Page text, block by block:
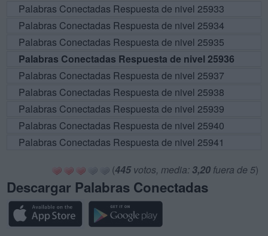
Palabras Conectadas Respuesta de nivel 25933
Palabras Conectadas Respuesta de nivel 25934
Palabras Conectadas Respuesta de nivel 25935
Palabras Conectadas Respuesta de nivel 25936
Palabras Conectadas Respuesta de nivel 25937
Palabras Conectadas Respuesta de nivel 25938
Palabras Conectadas Respuesta de nivel 25939
Palabras Conectadas Respuesta de nivel 25940
Palabras Conectadas Respuesta de nivel 25941
(445votos, media: 3,20 fuera de 5)
Descargar Palabras Conectadas